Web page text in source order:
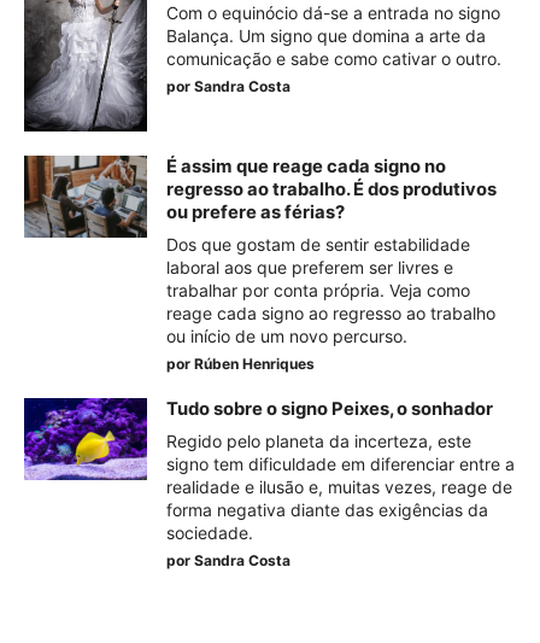
Com o equinócio dá-se a entrada no signo
Balança. Um signo que domina a arte da
comunicação e sabe como cativar o outro.
por Sandra Costa
É assim que reage cada signo no
regresso ao trabalho. É dos produtivos
ou prefere as férias?
Dos que gostam de sentir estabilidade
laboral aos que preferem ser livres e
trabalhar por conta própria. Veja como
reage cada signo ao regresso ao trabalho
ou início de um novo percurso.
por Rúben Henriques
Tudo sobre o signo Peixes, o sonhador
Regido pelo planeta da incerteza, este
signo tem dificuldade em diferenciar entre a
realidade e ilusão e, muitas vezes, reage de
forma negativa diante das exigências da
sociedade.
por Sandra Costa